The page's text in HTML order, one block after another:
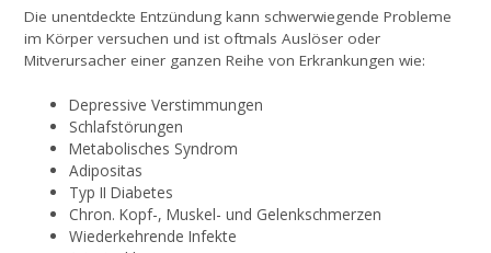
Die unentdeckte Entzündung kann schwerwiegende Probleme
im Körper versuchen und ist oftmals Auslöser oder
Mitverursacher einer ganzen Reihe von Erkrankungen wie:
Depressive Verstimmungen
Schlafstörungen
Metabolisches Syndrom
Adipositas
Typ II Diabetes
Chron. Kopf-, Muskel- und Gelenkschmerzen
Wiederkehrende Infekte